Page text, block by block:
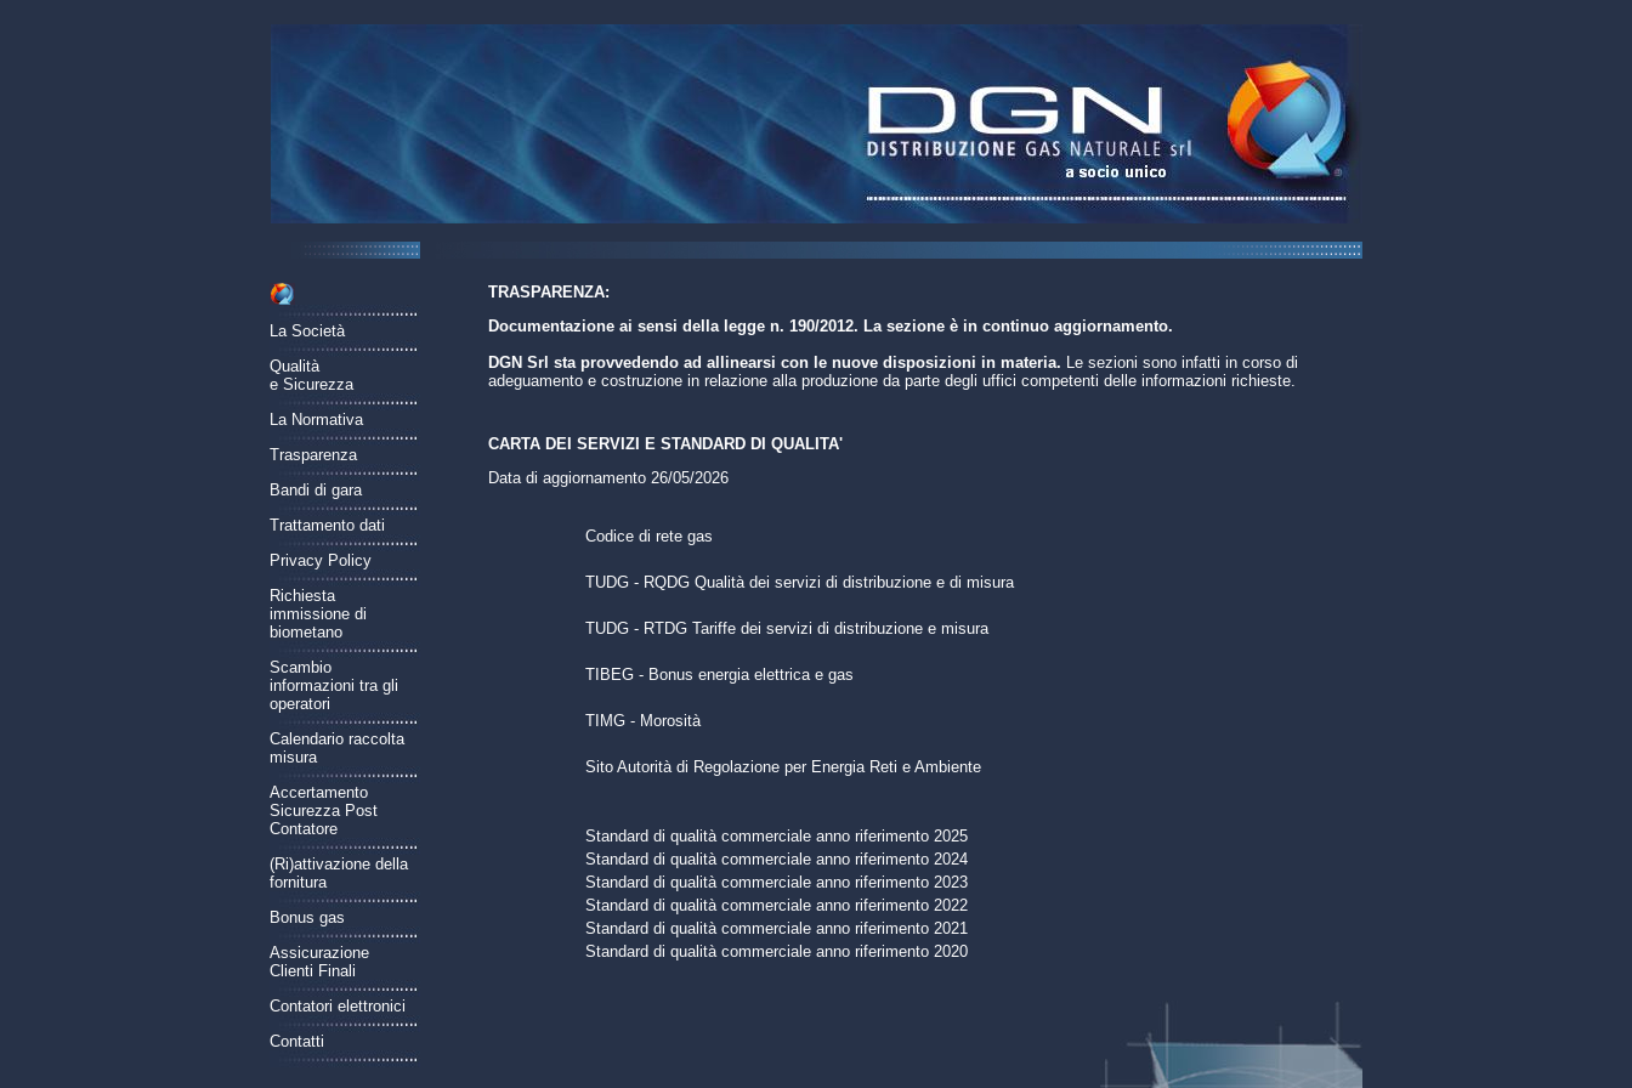
La Società
Qualità
e Sicurezza
La Normativa
Trasparenza
Bandi di gara
Trattamento dati
Privacy Policy
Richiesta
immissione di
biometano
Scambio
informazioni tra gli
operatori
Calendario raccolta
misura
Accertamento
Sicurezza Post
Contatore
(Ri)attivazione della
fornitura
Bonus gas
Assicurazione
Clienti Finali
Contatori elettronici
Contatti
TRASPARENZA:
Documentazione ai sensi della legge n. 190/2012. La sezione è in continuo aggiornamento.
DGN Srl sta provvedendo ad allinearsi con le nuove disposizioni in materia. Le sezioni sono infatti in corso di
adeguamento e costruzione in relazione alla produzione da parte degli uffici competenti delle informazioni richieste.
CARTA DEI SERVIZI E STANDARD DI QUALITA'
Data di aggiornamento 26/05/2026
Codice di rete gas
TUDG - RQDG Qualità dei servizi di distribuzione e di misura
TUDG - RTDG Tariffe dei servizi di distribuzione e misura
TIBEG - Bonus energia elettrica e gas
TIMG - Morosità
Sito Autorità di Regolazione per Energia Reti e Ambiente
Standard di qualità commerciale anno riferimento 2025
Standard di qualità commerciale anno riferimento 2024
Standard di qualità commerciale anno riferimento 2023
Standard di qualità commerciale anno riferimento 2022
Standard di qualità commerciale anno riferimento 2021
Standard di qualità commerciale anno riferimento 2020